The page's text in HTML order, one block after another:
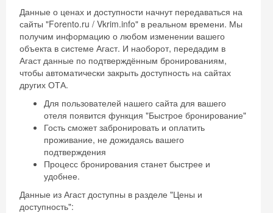
Данные о ценах и доступности начнут передаваться на
сайты "Forento.ru / Vkrim.info" в реальном времени. Мы
получим информацию о любом изменении вашего
объекта в системе Агаст. И наоборот, передадим в
Агаст данные по подтверждённым бронированиям,
чтобы автоматически закрыть доступность на сайтах
других ОТА.
Для пользователей нашего сайта для вашего
отеля появится функция "Быстрое бронирование"
Гость сможет забронировать и оплатить
проживание, не дожидаясь вашего
подтверждения
Процесс бронирования станет быстрее и
удобнее.
Данные из Агаст доступны в разделе "Цены и
доступность":
Скидка −5%
Хочешь дешевле? Оставь почту и получи
промокод на первое бронирование!